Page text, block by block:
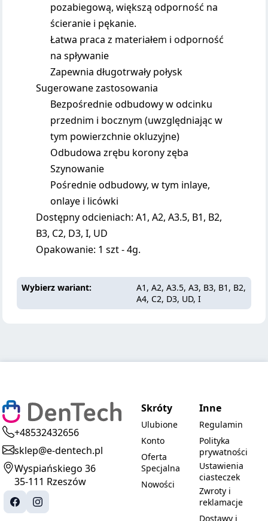
pozabiegową, większą odporność na
ścieranie i pękanie.
Łatwa praca z materiałem i odporność
na spływanie
Zapewnia długotrwały połysk
Sugerowane zastosowania
Bezpośrednie odbudowy w odcinku
przednim i bocznym (uwzględniając w
tym powierzchnie okluzyjne)
Odbudowa zrębu korony zęba
Szynowanie
Pośrednie odbudowy, w tym inlaye,
onlaye i licówki
Dostępny odcieniach: A1, A2, A3.5, B1, B2,
B3, C2, D3, I, UD
Opakowanie: 1 szt - 4g.
Wybierz wariant
A1, A2, A3.5, A3, B3, B1, B2,
A4, C2, D3, UD, I
+48532432656
sklep@e-dentech.pl
Wyspiańskiego 36
35-111 Rzeszów
Skróty
Ulubione
Konto
Oferta
Specjalna
Nowości
Inne
Regulamin
Polityka
prywatności
Ustawienia
ciasteczek
Zwroty i
reklamacje
Dostawy i